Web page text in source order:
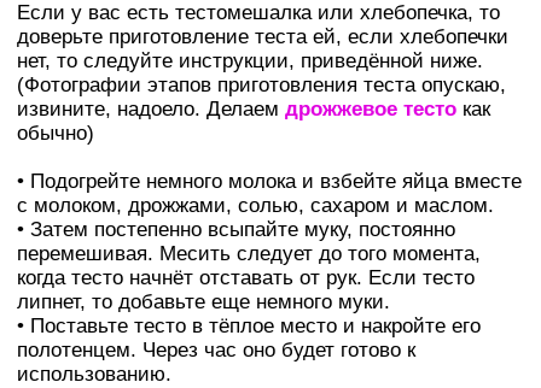
Если у вас есть тестомешалка или хлебопечка, то
доверьте приготовление теста ей, если хлебопечки
нет, то следуйте инструкции, приведённой ниже.
(Фотографии этапов приготовления теста опускаю,
извините, надоело. Делаем дрожжевое тесто как
обычно)
• Подогрейте немного молока и взбейте яйца вместе
с молоком, дрожжами, солью, сахаром и маслом.
• Затем постепенно всыпайте муку, постоянно
перемешивая. Месить следует до того момента,
когда тесто начнёт отставать от рук. Если тесто
липнет, то добавьте еще немного муки.
• Поставьте тесто в тёплое место и накройте его
полотенцем. Через час оно будет готово к
использованию.